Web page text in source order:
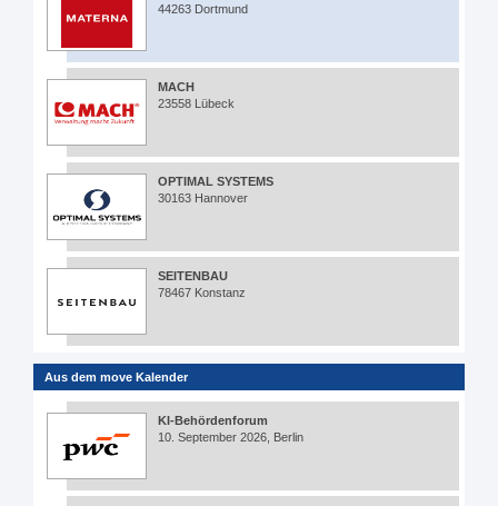
44263 Dortmund
MACH
23558 Lübeck
OPTIMAL SYSTEMS
30163 Hannover
SEITENBAU
78467 Konstanz
Aus dem move Kalender
KI-Behördenforum
10. September 2026, Berlin